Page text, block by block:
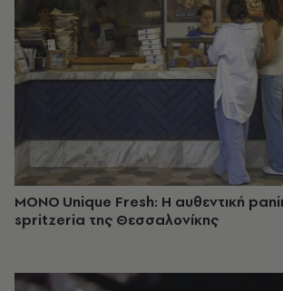
MONO Unique Fresh: Η αυθεντική
spritzeria της Θεσσαλονίκης